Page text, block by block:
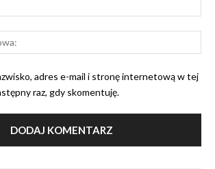
adres e-mail i stronę internetową w tej
raz, gdy skomentuję.